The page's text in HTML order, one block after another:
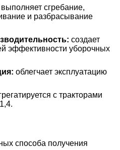
выполняет сгребание,
и разбрасывание
создает
эффективности уборочных
облегчает эксплуатацию
с тракторами
способа получения